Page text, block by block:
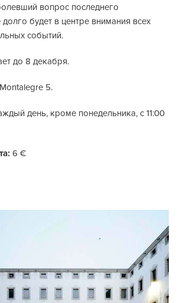
вопрос последнего
будет в центре внимания всех
событий.
до 8 декабря.
5.
день, кроме понедельника, с 11:00
6 €